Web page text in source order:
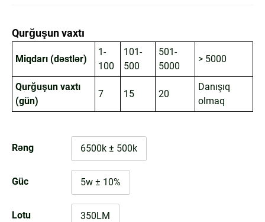
Qurğuşun vaxtı
Miqdarı (dəstlər)
1-
100
101-
500
501-
5000
> 5000
Qurğuşun vaxtı
(gün)
7 15 20
Danışıq
olmaq
Rəng 6500k ± 500k
Güc 5w ± 10%
Lotu 350LM